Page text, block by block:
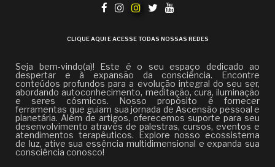
CLIQUE AQUI E ACESSE TODAS NOSSAS REDES
Seja bem-vindo(a)! Este é o seu espaço dedicado ao
despertar e à expansão da consciência. Encontre
conteúdos profundos para a evolução integral do seu ser,
abordando autoconhecimento, meditação, cura, iluminação
e seres cósmicos. Nosso propósito é fornecer
ferramentas que guiam sua jornada de Ascensão pessoal e
planetária. Além de artigos, oferecemos suporte para seu
desenvolvimento através de palestras, cursos, eventos e
atendimentos terapêuticos. Explore nosso ecossistema
de luz, ative sua essência multidimensional e expanda sua
consciência conosco!